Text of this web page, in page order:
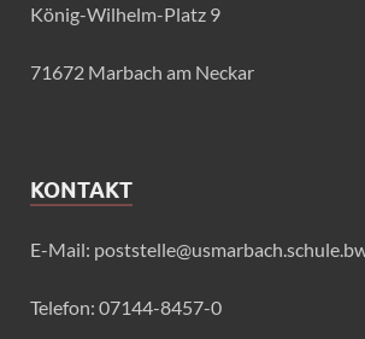
König-Wilhelm-Platz 9
71672 Marbach am Neckar
KONTAKT
E-Mail:
Telefon: 07144-8457-0